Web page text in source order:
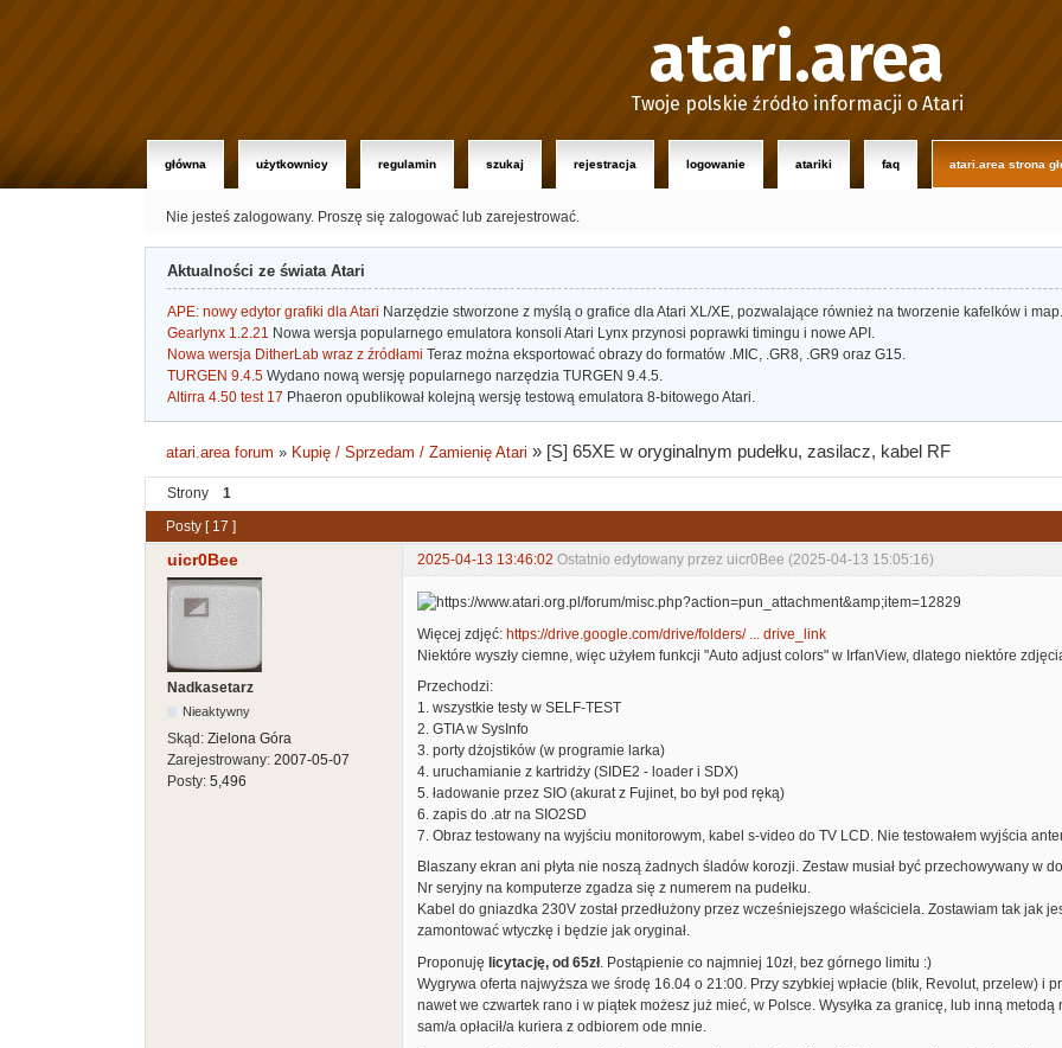
atari.area
Twoje polskie źródło informacji o Atari
główna użytkownicy regulamin szukaj rejestracja logowanie atariki faq atari.area strona
Nie jesteś zalogowany. Proszę się zalogować lub zarejestrować.
Aktualności ze świata Atari
APE: nowy edytor grafiki dla Atari Narzędzie stworzone z myślą o grafice dla Atari XL/XE, pozwalające również na tworzenie kafelków i map.
Gearlynx 1.2.21 Nowa wersja popularnego emulatora konsoli Atari Lynx przynosi poprawki timingu i nowe API.
Nowa wersja DitherLab wraz z źródłami Teraz można eksportować obrazy do formatów .MIC, .GR8, .GR9 oraz G15.
TURGEN 9.4.5 Wydano nową wersję popularnego narzędzia TURGEN 9.4.5.
Altirra 4.50 test 17 Phaeron opublikował kolejną wersję testową emulatora 8-bitowego Atari.
atari.area forum » Kupię / Sprzedam / Zamienię Atari » [S] 65XE w oryginalnym pudełku, zasilacz, kabel RF
Strony
1
Posty [ 17 ]
uicr0Bee 2025-04-13 13:46:02 Ostatnio edytowany przez uicr0Bee (2025-04-13 15:05:16)
Nadkasetarz
Nieaktywny
Skąd: Zielona Góra
Zarejestrowany: 2007-05-07
Posty: 5,496
Więcej zdjęć: https://drive.google.com/drive/folders/ ... drive_link
Niektóre wyszły ciemne, więc użyłem funkcji "Auto adjust colors" w IrfanView, dlatego niektóre
Przechodzi:
1. wszystkie testy w SELF-TEST
2. GTIA w SysInfo
3. porty dżojstików (w programie larka)
4. uruchamianie z kartridży (SIDE2 - loader i SDX)
5. ładowanie przez SIO (akurat z Fujinet, bo był pod ręką)
6. zapis do .atr na SIO2SD
7. Obraz testowany na wyjściu monitorowym, kabel s-video do TV LCD. Nie testowałem wyjścia
Blaszany ekran ani płyta nie noszą żadnych śladów korozji. Zestaw musiał być przechowywany w
Nr seryjny na komputerze zgadza się z numerem na pudełku.
Kabel do gniazdka 230V został przedłużony przez wcześniejszego właściciela. Zostawiam tak jak
zamontować wtyczkę i będzie jak oryginał.
Proponuję licytację, od 65zł. Postąpienie co najmniej 10zł, bez górnego limitu :)
Wygrywa oferta najwyższa we środę 16.04 o 21:00. Przy szybkiej wpłacie (blik, Revolut, przelew) i
nawet we czwartek rano i w piątek możesz już mieć, w Polsce. Wysyłka za granicę, lub inną
sam/a opłacił/a kuriera z odbiorem ode mnie.